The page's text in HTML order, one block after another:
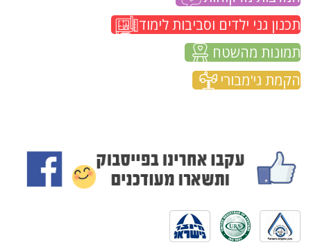
תכנון גני ילדים וסביבות לימוד
תמונות מהשטח
הקמת גי'מבורי